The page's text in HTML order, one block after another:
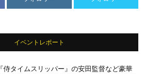
イベントレポート
『侍タイムスリッパー』の安田監督など豪華